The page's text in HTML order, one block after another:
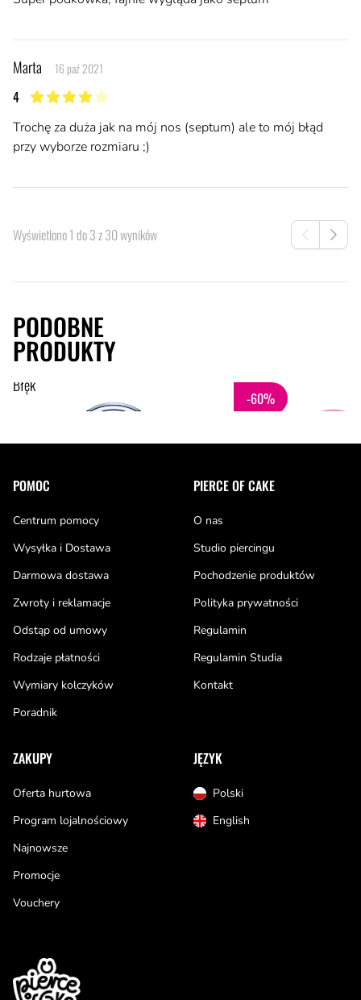
Marta 16 paź 2021
4
4 z 5 gwiazdek
Trochę za duża jak na mój nos (septum) ale to mój błąd
przy wyborze rozmiaru ;)
Wyświetlono1 do3 z30wyników Poprzednie
PODOBNE
PRODUKTY
chwilowy brak
Błękitna podkówka z kulkami (pvd) Czerwona podkówka z
-60%
POMOC
Centrum pomocy
Wysyłka i Dostawa
Darmowa dostawa
Zwroty i reklamacje
Odstąp od umowy
Rodzaje płatności
Wymiary kolczyków
Poradnik
PIERCE OF CAKE
O nas
Studio piercingu
Pochodzenie produktów
Polityka prywatności
Regulamin
Regulamin Studia
Kontakt
ZAKUPY
Oferta hurtowa
Program lojalnościowy
Najnowsze
Promocje
Vouchery
JĘZYK
Polski
English